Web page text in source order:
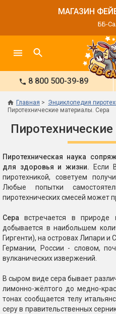
МАГАЗИН
ББ-
8 800 500-39-89
Главная
Энциклопедия
Пиротехнические материалы. Сера
Пиротехническая наука
для здоровья и жизни.
Если
пиротехникой, советуем
Любые попытки
пиротехнических смесей может
Сера встречается в природе
добывается в наибольшем
Гиргенти), на островах Липари
Германии, России - словом,
вулканических извержений.
В сыром виде сера бывает
лимонно-жёлтого до медно-
тонах сообщается телу
серу в правительственных